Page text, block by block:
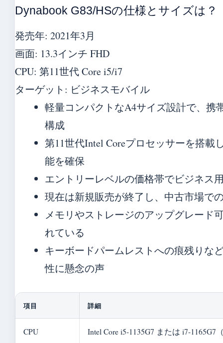
Dynabook G83/HSの仕様とサイズは？
発売年: 2021年3月
画面: 13.3インチ FHD
CPU: 第11世代 Core i5/i7
ターゲット: ビジネスモバイル
軽量コンパクトなA4サイズ設計で、携
構成
第11世代Intel Coreプロセッサーを搭載
能を確保
エントリーレベルの価格帯でビジネス
現在は新規販売が終了し、中古市場で
メモリやストレージのアップグレード
れている
キーボードパームレストへの痕残りな
性に懸念の声
項目 詳細
CPU Intel Core i5-1135G7 または i7-1165G7